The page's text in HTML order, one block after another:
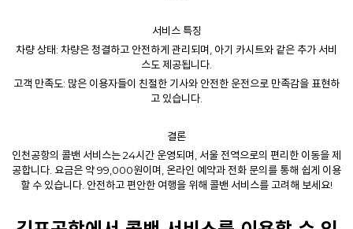
서비스 특징
차량 상태: 차량은 청결하고 안전하게 관리되며, 아기 카시트와 같은 추가 서비
스도 제공됩니다.
고객 만족도: 많은 이용자들이 친절한 기사와 안전한 운전으로 만족감을 표현하
고 있습니다.
결론
인천공항의 콜밴 서비스는 24시간 운영되며, 서울 전역으로의 편리한 이동을 제
공합니다. 요금은 약 99,000원이며, 온라인 예약과 전화 문의를 통해 쉽게 이용
할 수 있습니다. 안전하고 편안한 여행을 위해 콜밴 서비스를 고려해 보세요!